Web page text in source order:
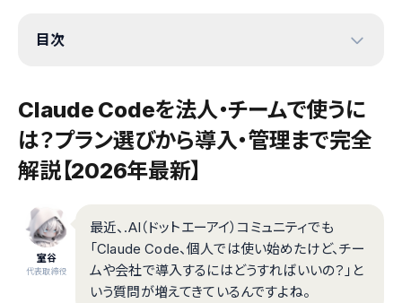
目次
Claude Codeを法人・チームで使うに
は？プラン選びから導入・管理まで完全
解説【2026年最新】
室谷
代表取締役
最近、.AI（ドットエーアイ）コミュニティでも
「Claude Code、個人では使い始めたけど、チー
ムや会社で導入するにはどうすればいいの？」と
いう質問が増えてきているんですよね。